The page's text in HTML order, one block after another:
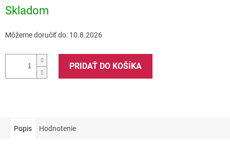
Skladom
Môžeme doručiť do: 10.8.2026
PRIDAŤ DO KOŠÍKA
Popis Hodnotenie